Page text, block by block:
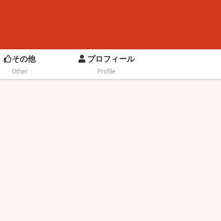
その他
Other
プロフィール
Profile